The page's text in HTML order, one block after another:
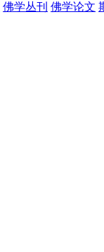
佛学丛刊 佛学论文